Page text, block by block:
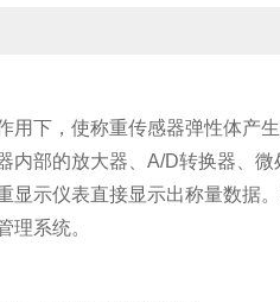
下，使称重传感器弹性体产
内部的放大器、A/D转换器、
示仪表直接显示出称量数据
理系统。